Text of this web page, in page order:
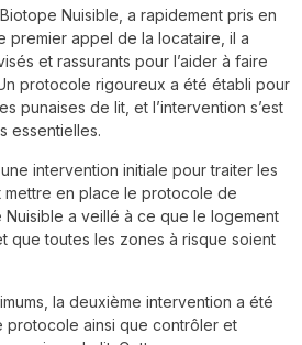
Nuisible, a rapidement pris en
premier appel de la locataire, il a
et rassurants pour l’aider à faire
protocole rigoureux a été établi pour
punaises de lit, et l’intervention s’est
essentielles.
intervention initiale pour traiter les
mettre en place le protocole de
Nuisible a veillé à ce que le logement
que toutes les zones à risque soient
la deuxième intervention a été
protocole ainsi que contrôler et